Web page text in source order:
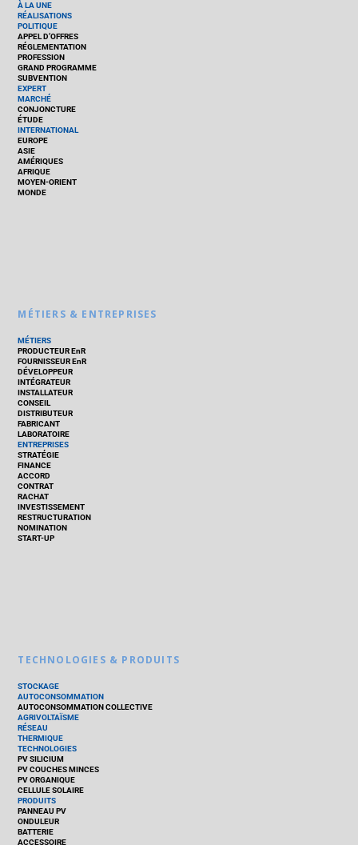
À LA UNE
RÉALISATIONS
POLITIQUE
APPEL D’OFFRES
RÉGLEMENTATION
PROFESSION
GRAND PROGRAMME
SUBVENTION
EXPERT
MARCHÉ
CONJONCTURE
ÉTUDE
INTERNATIONAL
EUROPE
ASIE
AMÉRIQUES
AFRIQUE
MOYEN-ORIENT
MONDE
MÉTIERS & ENTREPRISES
MÉTIERS
PRODUCTEUR EnR
FOURNISSEUR EnR
DÉVELOPPEUR
INTÉGRATEUR
INSTALLATEUR
CONSEIL
DISTRIBUTEUR
FABRICANT
LABORATOIRE
ENTREPRISES
STRATÉGIE
FINANCE
ACCORD
CONTRAT
RACHAT
INVESTISSEMENT
RESTRUCTURATION
NOMINATION
START-UP
TECHNOLOGIES & PRODUITS
STOCKAGE
AUTOCONSOMMATION
AUTOCONSOMMATION COLLECTIVE
AGRIVOLTAÏSME
RÉSEAU
THERMIQUE
TECHNOLOGIES
PV SILICIUM
PV COUCHES MINCES
PV ORGANIQUE
CELLULE SOLAIRE
PRODUITS
PANNEAU PV
ONDULEUR
BATTERIE
ACCESSOIRE